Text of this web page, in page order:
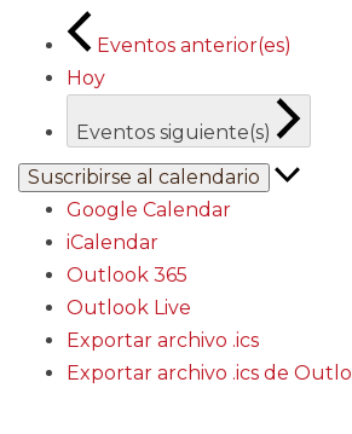
Eventos anterior(es)
Hoy
Eventos siguiente(s)
Suscribirse al calendario
Google Calendar
iCalendar
Outlook 365
Outlook Live
Exportar archivo .ics
Exportar archivo .ics de